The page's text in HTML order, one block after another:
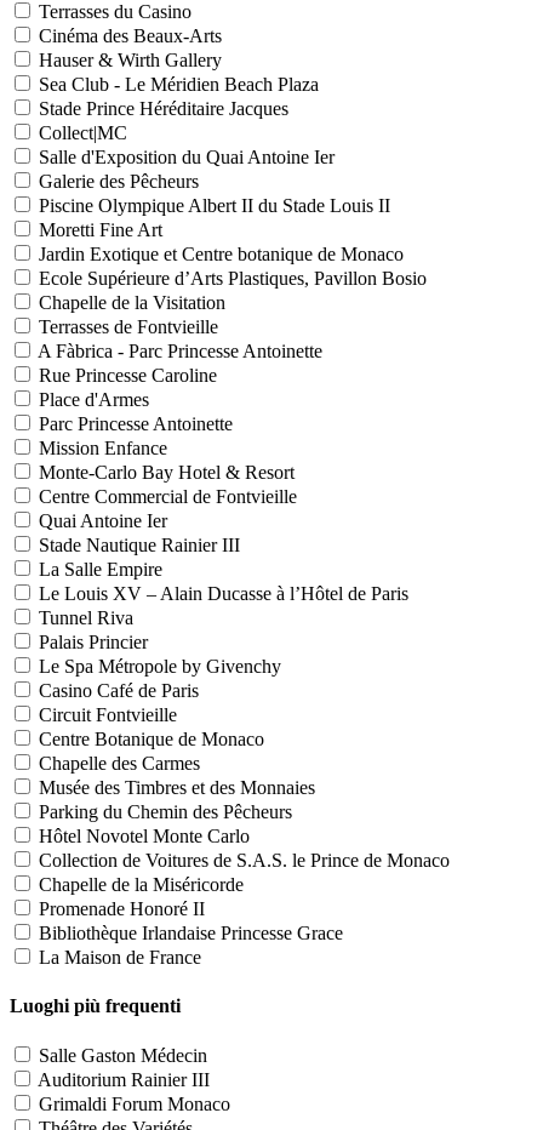
Terrasses du Casino
Cinéma des Beaux-Arts
Hauser & Wirth Gallery
Sea Club - Le Méridien Beach Plaza
Stade Prince Héréditaire Jacques
Collect|MC
Salle d'Exposition du Quai Antoine Ier
Galerie des Pêcheurs
Piscine Olympique Albert II du Stade Louis II
Moretti Fine Art
Jardin Exotique et Centre botanique de Monaco
Ecole Supérieure d’Arts Plastiques, Pavillon Bosio
Chapelle de la Visitation
Terrasses de Fontvieille
A Fàbrica - Parc Princesse Antoinette
Rue Princesse Caroline
Place d'Armes
Parc Princesse Antoinette
Mission Enfance
Monte-Carlo Bay Hotel & Resort
Centre Commercial de Fontvieille
Quai Antoine Ier
Stade Nautique Rainier III
La Salle Empire
Le Louis XV – Alain Ducasse à l’Hôtel de Paris
Tunnel Riva
Palais Princier
Le Spa Métropole by Givenchy
Casino Café de Paris
Circuit Fontvieille
Centre Botanique de Monaco
Chapelle des Carmes
Musée des Timbres et des Monnaies
Parking du Chemin des Pêcheurs
Hôtel Novotel Monte Carlo
Collection de Voitures de S.A.S. le Prince de Monaco
Chapelle de la Miséricorde
Promenade Honoré II
Bibliothèque Irlandaise Princesse Grace
La Maison de France
Luoghi più frequenti
Salle Gaston Médecin
Auditorium Rainier III
Grimaldi Forum Monaco